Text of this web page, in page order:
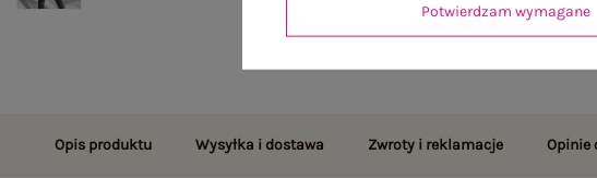
Opis produktu Wysyłka i dostawa Zwroty i reklamacje Opinie
Potwierdzam wymagane